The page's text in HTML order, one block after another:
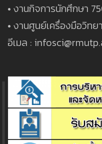
• งานกิจการนักศึกษา
• งานศูนย์เครื่องมือวิท
อีเมล :